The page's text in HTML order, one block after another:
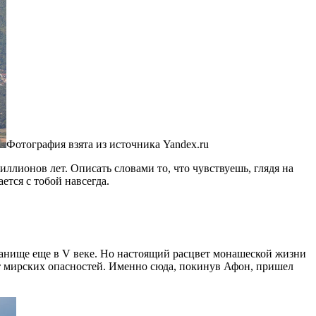
Фотография взята из источника Yandex.ru
лет. Описать словами то, что чувствуешь, глядя на
с тобой навсегда.
еще в V веке. Но настоящий расцвет монашеской жизни
мирских опасностей. Именно сюда, покинув Афон, пришел